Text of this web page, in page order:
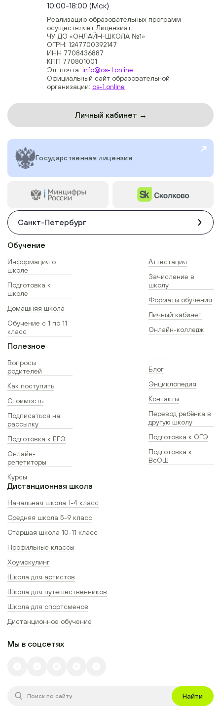
10:00-18:00 (Мск)
Реализацию образовательных программ
осуществляет Лицензиат:
ЧУ ДО «ОНЛАЙН-ШКОЛА №1»
ОГРН: 1247700392147
ИНН 7708436887
КПП 770801001
Эл. почта: info@os-1.online
Официальный сайт образовательной
организации: os-1.online
Личный кабинет →
Государственная лицензия
Санкт-Петербург
Обучение
Информация о
школе
Подготовка к
школе
Домашняя школа
Обучение с 1 по 11
класс
Аттестация
Зачисление в
школу
Форматы обучения
Личный кабинет
Онлайн-колледж
Полезное
Вопросы
родителей
Как поступить
Стоимость
Подписаться на
рассылку
Подготовка к ЕГЭ
Онлайн-
репетиторы
Курсы
Блог
Энциклопедия
Контакты
Перевод ребёнка в
другую школу
Подготовка к ОГЭ
Подготовка к
ВсОШ
Дистанционная школа
Начальная школа 1-4 класс
Средняя школа 5-9 класс
Старшая школа 10-11 класс
Профильные классы
Хоумскулинг
Школа для артистов
Школа для путешественников
Школа для спортсменов
Дистанционное обучение
Мы в соцсетях
Найти